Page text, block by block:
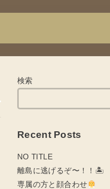
検索
Recent Posts
NO TITLE
離島に逃げるぞ〜！！🏝
専属の方と顔合わせ